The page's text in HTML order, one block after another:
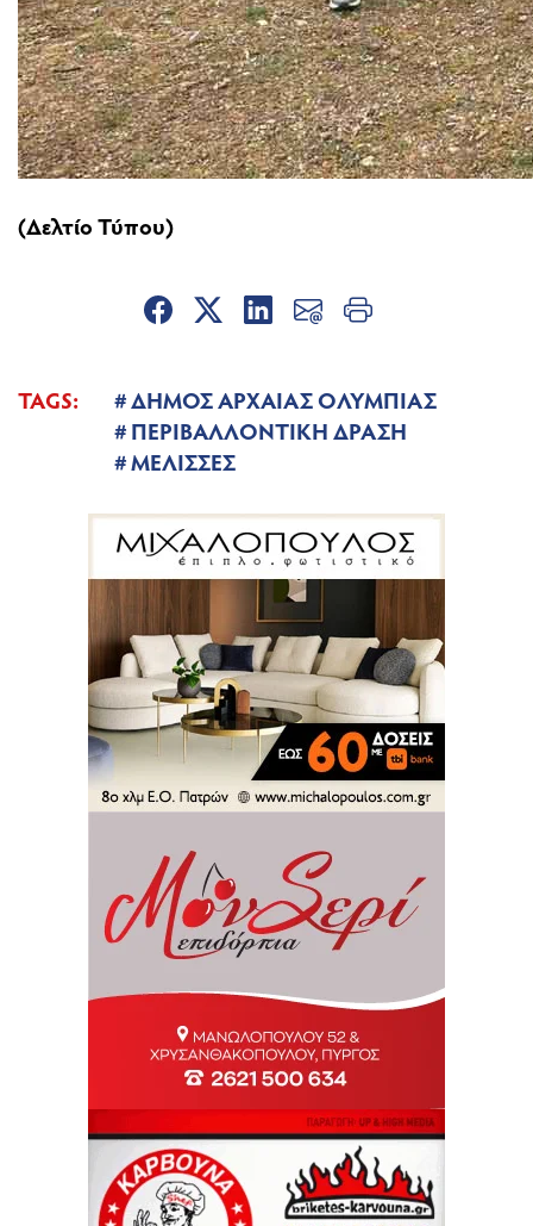
(Δελτίο Τύπου)
TAGS:
ΔΗΜΟΣ ΑΡΧΑΙΑΣ ΟΛΥΜΠΙΑΣ
ΠΕΡΙΒΑΛΛΟΝΤΙΚΗ ΔΡΑΣΗ
ΜΕΛΙΣΣΕΣ